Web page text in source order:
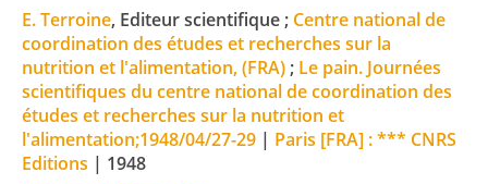
E. Terroine, Editeur scientifique ; Centre national de
coordination des études et recherches sur la
nutrition et l'alimentation, (FRA) ; Le pain. Journées
scientifiques du centre national de coordination des
études et recherches sur la nutrition et
l'alimentation;1948/04/27-29 | Paris [FRA] : *** CNRS
Editions | 1948